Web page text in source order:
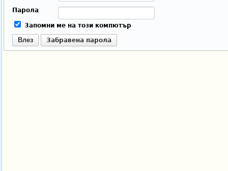
Парола
Запомни ме на този компютър
Влез Забравена парола